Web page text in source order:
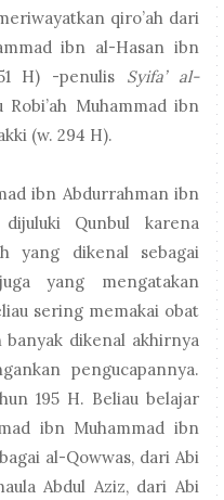
qiro’ah dari
ibn al-Hasan ibn
H) -penulis Syifa’ al-
Muhammad ibn
(w. 294 H).
ibn Abdurrahman ibn
Qunbul karena
yang dikenal sebagai
yang mengatakan
sering memakai obat
dikenal akhirnya
pengucapannya.
195 H. Beliau belajar
ibn Muhammad ibn
al-Qowwas, dari Abi
Abdul Aziz, dari Abi